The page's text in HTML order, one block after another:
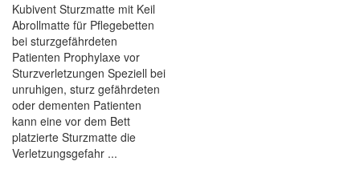
Kubivent Sturzmatte mit Keil
Abrollmatte für Pflegebetten
bei sturzgefährdeten
Patienten Prophylaxe vor
Sturzverletzungen Speziell bei
unruhigen, sturz gefährdeten
oder dementen Patienten
kann eine vor dem Bett
platzierte Sturzmatte die
Verletzungsgefahr ...